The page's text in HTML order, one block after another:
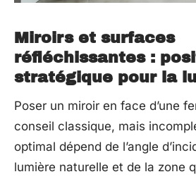
Miroirs et surfaces
réfléchissantes :
stratégique pour la
Poser un miroir en face d’une
conseil classique, mais
optimal dépend de l’angle
lumière naturelle et de la zone